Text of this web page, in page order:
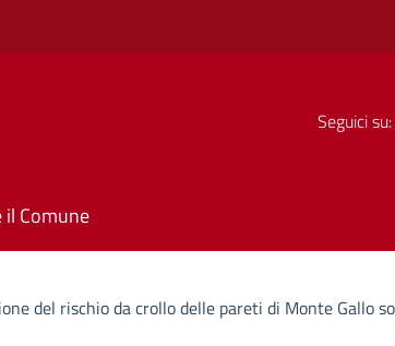
Seguici su:
il Comune
del rischio da crollo delle pareti di Monte Gallo